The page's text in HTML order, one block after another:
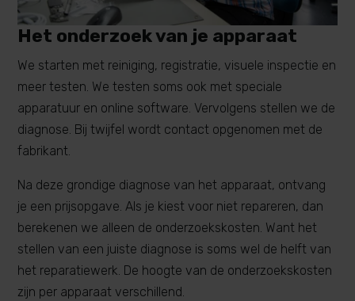
Het onderzoek van je apparaat
We starten met reiniging, registratie, visuele inspectie en
meer testen. We testen soms ook met speciale
apparatuur en online software. Vervolgens stellen we de
diagnose. Bij twijfel wordt contact opgenomen met de
fabrikant.
Na deze grondige diagnose van het apparaat, ontvang
je een prijsopgave. Als je kiest voor niet repareren, dan
berekenen we alleen de onderzoekskosten. Want het
stellen van een juiste diagnose is soms wel de helft van
het reparatiewerk. De hoogte van de onderzoekskosten
zijn per apparaat verschillend.